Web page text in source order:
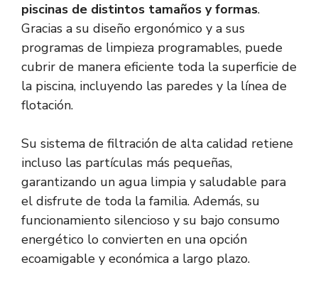
piscinas de distintos tamaños y formas.
Gracias a su diseño ergonómico y a sus
programas de limpieza programables, puede
cubrir de manera eficiente toda la superficie de
la piscina, incluyendo las paredes y la línea de
flotación.
Su sistema de filtración de alta calidad retiene
incluso las partículas más pequeñas,
garantizando un agua limpia y saludable para
el disfrute de toda la familia. Además, su
funcionamiento silencioso y su bajo consumo
energético lo convierten en una opción
ecoamigable y económica a largo plazo.